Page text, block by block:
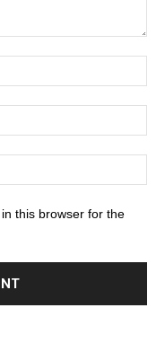
this browser for the